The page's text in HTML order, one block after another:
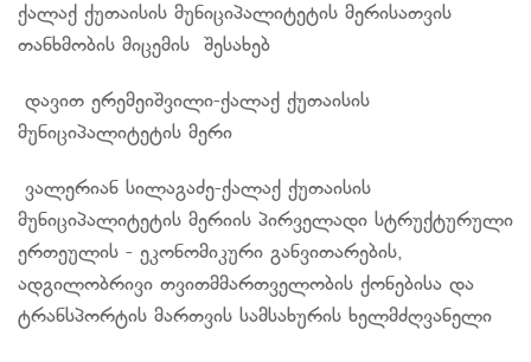
ქალაქ ქუთაისის მუნიციპალიტეტის მერისათვის
თანხმობის მიცემის შესახებ
დავით ერემეიშვილი-ქალაქ ქუთაისის
მუნიციპალიტეტის მერი
ვალერიან სილაგაძე-ქალაქ ქუთაისის
მუნიციპალიტეტის მერიის პირველადი სტრუქტურული
ერთეულის - ეკონომიკური განვითარების,
ადგილობრივი თვითმმართველობის ქონებისა და
ტრანსპორტის მართვის სამსახურის ხელმძღვანელი